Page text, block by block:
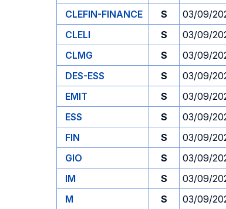
CLEFIN-FINANCE
S 03/09/
CLELI
S 03/09/
CLMG
S 03/09/
DES-ESS
S 03/09/
EMIT
S 03/09/
ESS
S 03/09/
FIN
S 03/09/
GIO
S 03/09/
IM
S 03/09/
M
S 03/09/